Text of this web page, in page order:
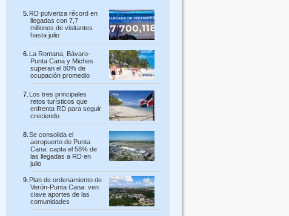
RD pulveriza récord en
llegadas con 7,7
millones de visitantes
hasta julio
La Romana, Bávaro-
Punta Cana y Miches
superan el 80% de
ocupación promedio
Los tres principales
retos turísticos que
enfrenta RD para seguir
creciendo
Se consolida el
aeropuerto de Punta
Cana: capta el 58% de
las llegadas a RD en
julio
Plan de ordenamiento de
Verón-Punta Cana: ven
clave aportes de las
comunidades